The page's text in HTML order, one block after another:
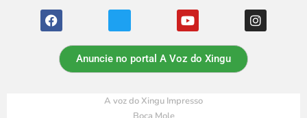
Anuncie no portal A Voz do Xingu
A voz do Xingu Impresso